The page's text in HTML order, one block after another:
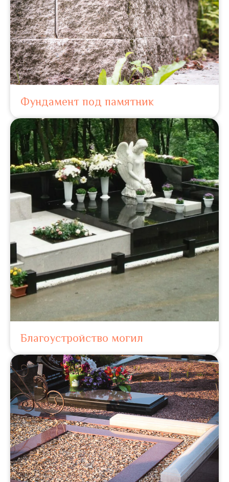
Фундамент под памятник
Благоустройство могил